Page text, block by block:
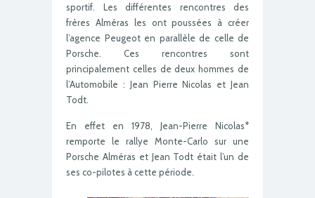
sportif. Les différentes rencontres des
frères Alméras les ont poussées à créer
l’agence Peugeot en parallèle de celle de
Porsche. Ces rencontres sont
principalement celles de deux hommes de
l’Automobile : Jean Pierre Nicolas et Jean
Todt.
En effet en 1978, Jean-Pierre Nicolas*
remporte le rallye Monte-Carlo sur une
Porsche Alméras et Jean Todt était l’un de
ses co-pilotes à cette période.